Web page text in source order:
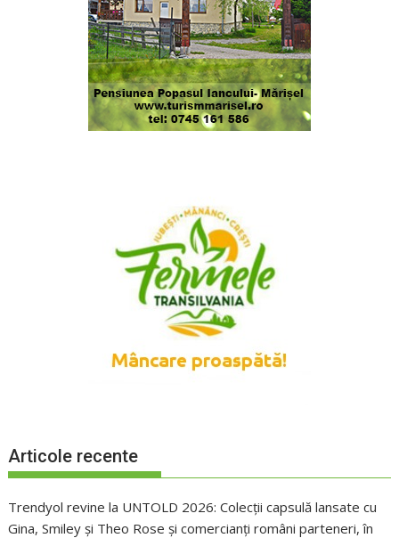
Articole recente
Trendyol revine la UNTOLD 2026: Colecții capsulă lansate cu
Gina, Smiley și Theo Rose și comercianți români parteneri, în